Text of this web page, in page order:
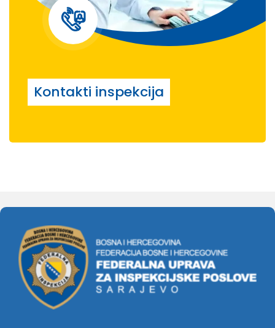
Kontakti inspekcija